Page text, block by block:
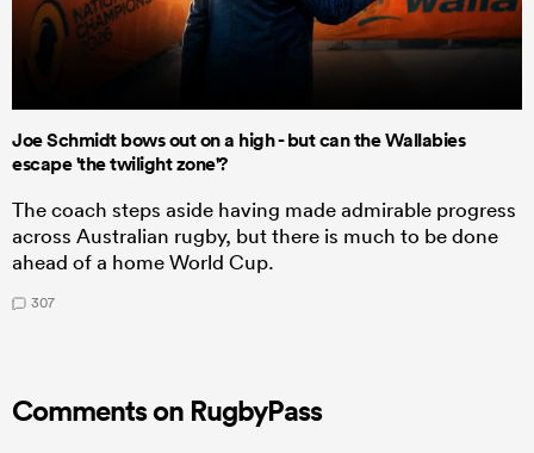
Joe Schmidt bows out on a high - but can the Wallabies
escape 'the twilight zone'?
The coach steps aside having made admirable progress
across Australian rugby, but there is much to be done
ahead of a home World Cup.
307
Comments on RugbyPass